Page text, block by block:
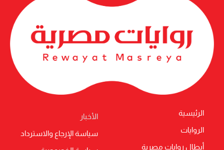
الرئيسية
الروايات
أبطال روايات مصرية
الأخبار
سياسة الإرجاع والاسترداد